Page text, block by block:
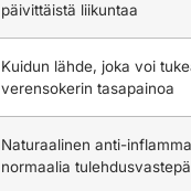
päivittäistä liikuntaa
Kuidun lähde, joka voi
verensokerin tasapainoa
Naturaalinen anti-
normaalia